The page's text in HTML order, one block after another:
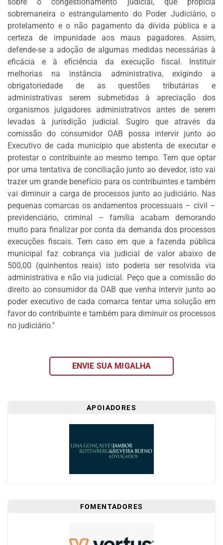
QUEM
SOMOS
SERVIÇOS
AUTOR
MIGALHAS
FAÇA
SEU
WEBINAR
ACADEMIA
MIGALHAS
EVENTOS
MIGALHAS
CORRESPONDENTES
CATÁLOGO
DE
ESCRITÓRIOS
PRECATÓRIOS
LIVRARIA
MIGALHEIRO
CENTRAL
APOIADORES
sobremaneira o estrangulamento do Poder Judiciário, o
protelamento e o não pagamento da dívida pública e a
certeza de impunidade aos maus pagadores. Assim,
defende-se a adoção de algumas medidas necessárias à
eficácia e à eficiência da execução fiscal. Instituir
melhorias na instância administrativa, exigindo a
obrigatoriedade de as questões tributárias e
administrativas serem submetidas à apreciação dos
organismos julgadores administrativos antes de serem
levadas à jurisdição judicial. Sugiro que através da
comissão do consumidor OAB possa intervir junto ao
Executivo de cada município que abstenta de executar e
protestar o contribuinte ao mesmo tempo. Tem que optar
por uma tentativa de conciliação junto ao devedor, isto vai
trazer um grande benefício para os contribuintes e também
vai diminuir a carga de processos junto ao judiciário. Nas
pequenas comarcas os andamentos processuais – civil –
previdenciário, criminal – família acabam demorando
muito para finalizar por conta da demanda dos processos
execuções fiscais. Tem caso em que a fazenda pública
municipal faz cobrança via judicial de valor abaixo de
500,00 (quinhentos reais) isto poderia ser resolvida via
administrativa e não via judicial. Peço que a comissão do
direito ao consumidor da OAB que venha intervir junto ao
poder executivo de cada comarca tentar uma solução em
favor do contribuinte e também para diminuir os processos
no judiciário."
ENVIE SUA MIGALHA
APOIADORES
FOMENTADORES